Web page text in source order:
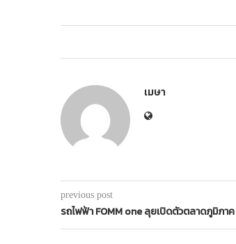
เมษา
previous post
รถไฟฟ้า FOMM one ลุยเปิดตัวตลาดภูมิภาค